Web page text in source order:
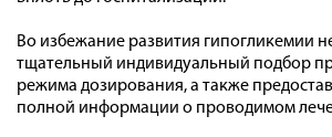
Во избежание развития гипогликемии
тщательный индивидуальный подбор
режима дозирования, а также
полной информации о проводимом